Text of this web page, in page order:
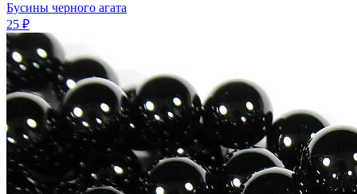
Бусины черного агата
25 ₽